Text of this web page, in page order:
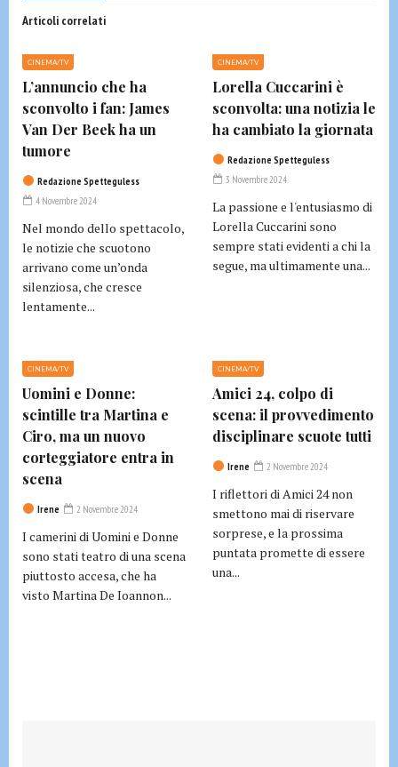
Articoli correlati
CINEMA/TV
L’annuncio che ha
sconvolto i fan: James
Van Der Beek ha un
tumore
Redazione Spetteguless
4 Novembre 2024
Nel mondo dello spettacolo,
le notizie che scuotono
arrivano come un’onda
silenziosa, che cresce
lentamente...
CINEMA/TV
Lorella Cuccarini è
sconvolta: una notizia le
ha cambiato la giornata
Redazione Spetteguless
3 Novembre 2024
La passione e l'entusiasmo di
Lorella Cuccarini sono
sempre stati evidenti a chi la
segue, ma ultimamente una...
CINEMA/TV
Uomini e Donne:
scintille tra Martina e
Ciro, ma un nuovo
corteggiatore entra in
scena
Irene 2 Novembre 2024
I camerini di Uomini e Donne
sono stati teatro di una scena
piuttosto accesa, che ha
visto Martina De Ioannon...
CINEMA/TV
Amici 24, colpo di
scena: il provvedimento
disciplinare scuote tutti
Irene 2 Novembre 2024
I riflettori di Amici 24 non
smettono mai di riservare
sorprese, e la prossima
puntata promette di essere
una...